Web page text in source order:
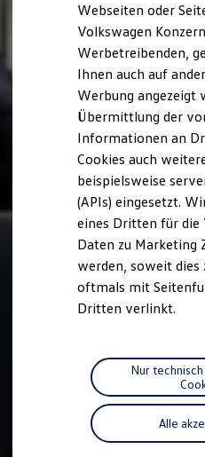
Volkswagen
R-Kollektion
GTI Kollektion
Fußball Drop
we drive football
#wedriveproud
Besitzer und Service
myVolkswagen
Software Updates
Service und
Inspektion und
Reparaturen und
Motorenöl und
Räder und
Pannen- und
Economy Service
Volkswagen
Zubehör
Wallbox und
Digitale Extras
Dienste für Ihr
Volkswagen
Handy und
Webseiten oder
Volkswagen
Werbetreibenden,
Ihnen auch auf
Werbung angezeigt
Übermittlung der
Informationen an
Cookies auch
beispielsweise
(APIs) eingesetzt.
eines Dritten für die
Daten zu Marketing
werden, soweit dies
oftmals mit
Dritten verlinkt.
Alle
Nur